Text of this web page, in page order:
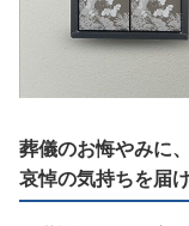
葬儀のお悔やみに
哀悼の気持ちを届